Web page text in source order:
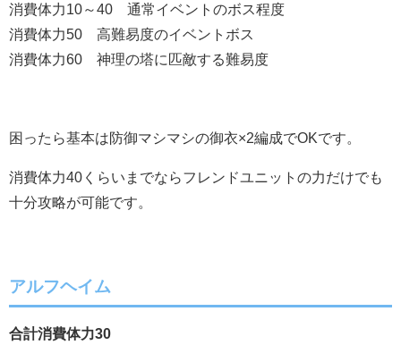
消費体力10～40 通常イベントのボス程度
消費体力50 高難易度のイベントボス
消費体力60 神理の塔に匹敵する難易度
困ったら基本は防御マシマシの御衣×2編成でOKです。
消費体力40くらいまでならフレンドユニットの力だけでも
十分攻略が可能です。
アルフヘイム
合計消費体力30